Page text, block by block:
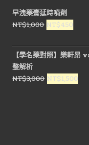
早洩藥膏延時噴劑
NT$1,000 原
價
格：
NT$1,000。
NT$450
價
格：
【學名藥對照】樂軒
整解析
NT$3,000 原
NT$1,500